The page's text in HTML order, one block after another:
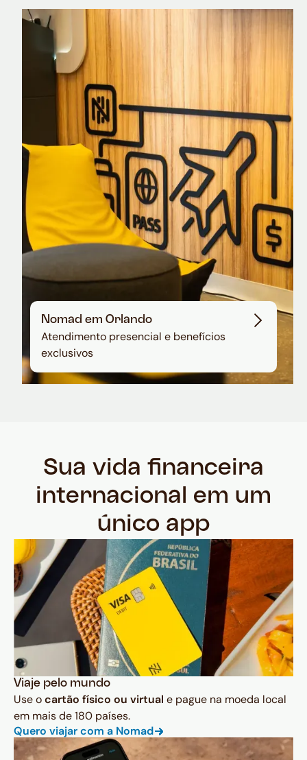
Nomad Explorer
Cartão de crédito brasileiro com cashback
em dólar
Nomad em Orlando
Atendimento presencial e benefícios
exclusivos
Sua vida financeira
internacional em um
único app
Viaje pelo mundo
Use ocartão físico ou virtual e pague na moeda local
em mais de 180 países.
Quero viajar com a Nomad